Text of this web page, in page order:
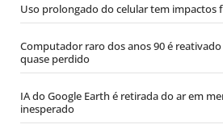
Uso prolongado do celular tem impactos
Computador raro dos anos 90 é
quase perdido
IA do Google Earth é retirada do ar em
inesperado